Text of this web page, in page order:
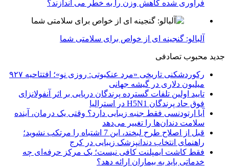
فرآوری شده کاهش وزن را به خطر می اندازند؟
آلبالو: گنجینه ای از خواص برای سلامتی شما
جدید محبوب تصادفی
رکوردشکنی تاریخی «مرد عنکبوتی: روزی نو»؛ افتتاحیه ۹۲۷
میلیون دلاری در گیشه جهانی
تایید اولین تلفات گسترده پرندگان دریایی بر اثر آنفولانزای
فوق حاد پرندگان H5N1 در استرالیا
آیا ارتودنسی فقط جنبه زیبایی دارد؟ وقتی یک درمان، آینده
سلامت دندان‌ها را تغییر می‌دهد
قبل از اصلاح طرح لبخند، این 7 اشتباه را مرتکب نشوید؛
راهنمای انتخاب دندانپزشک زیبایی در کرج
فقط کاشت ایمپلنت کافی نیست؛ یک مرکز حرفه‌ای چه
خدماتی باید به بیماران ارائه دهد؟